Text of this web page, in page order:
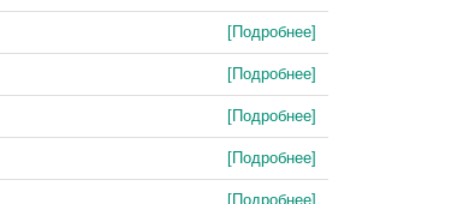
[Подробнее]
[Подробнее]
[Подробнее]
[Подробнее]
[Подробнее]